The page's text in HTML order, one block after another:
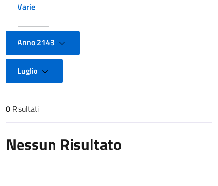
Varie
Anno 2143
Luglio
Risultati di ricerca
0 Risultati
Nessun Risultato